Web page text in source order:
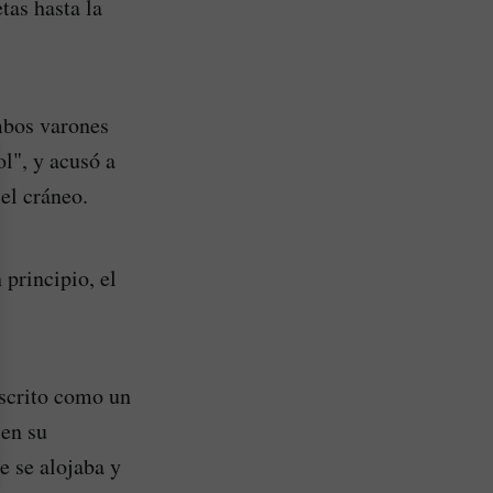
hasta la
varones
y acusó a
cráneo.
principio, el
como un
su
se alojaba y